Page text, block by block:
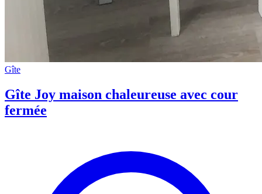
Gîte
Gîte Joy maison chaleureuse avec cour
fermée